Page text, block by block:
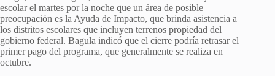
escolar el martes por la noche que un área de posible
preocupación es la Ayuda de Impacto, que brinda asistencia a
los distritos escolares que incluyen terrenos propiedad del
gobierno federal. Bagula indicó que el cierre podría retrasar el
primer pago del programa, que generalmente se realiza en
octubre.